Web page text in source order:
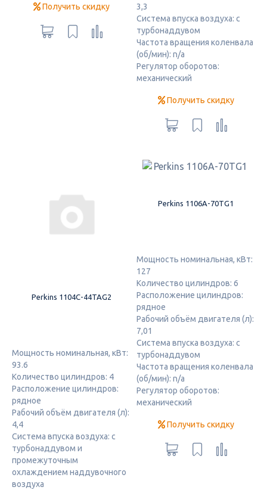
Получить скидку
3,3
Система впуска воздуха: с
турбонаддувом
Частота вращения коленвала
(об/мин): n/a
Регулятор оборотов:
механический
Получить скидку
Perkins 1104C-44TAG2
Мощность номинальная, кВт:
93.6
Количество цилиндров: 4
Расположение цилиндров:
рядное
Рабочий объём двигателя (л):
4,4
Система впуска воздуха: с
турбонаддувом и
промежуточным
охлаждением наддувочного
воздуха
Perkins 1106A-70TG1
Мощность номинальная, кВт:
127
Количество цилиндров: 6
Расположение цилиндров:
рядное
Рабочий объём двигателя (л):
7,01
Система впуска воздуха: с
турбонаддувом
Частота вращения коленвала
(об/мин): n/a
Регулятор оборотов:
механический
Получить скидку